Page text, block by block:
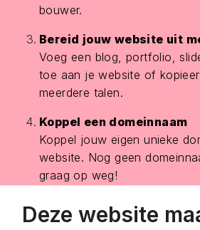
bouwer.
Bereid jouw website uit
Voeg een blog, portfolio,
toe aan je website of
meerdere talen.
Koppel een domeinnaam
Koppel jouw eigen unieke
website. Nog geen
graag op weg!
Publiceer jouw website
Start met het bouwen van je
Deze website